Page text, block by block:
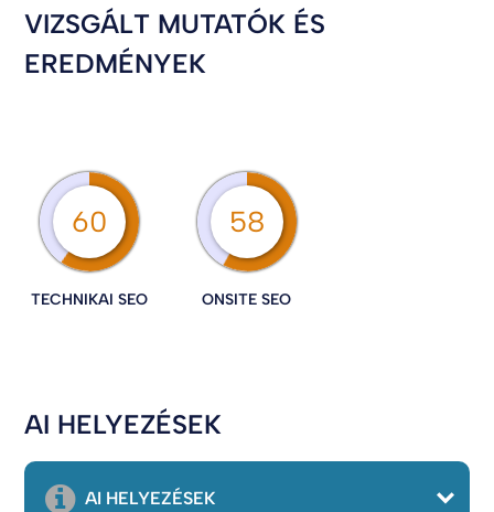
VIZSGÁLT MUTATÓK ÉS
EREDMÉNYEK
60
TECHNIKAI SEO
58
ONSITE SEO
AI HELYEZÉSEK
AI HELYEZÉSEK